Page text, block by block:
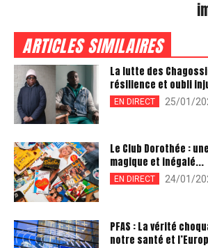
ARTICLES SIMILAIRES
La lutte des
résilience et oubli
EN DIRECT 25/01/
Le Club Dorothée :
magique et inégalé...
EN DIRECT 24/01/
PFAS : La vérité
notre santé et